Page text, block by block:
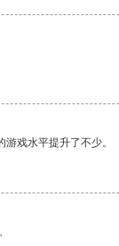
戏水平提升了不少。